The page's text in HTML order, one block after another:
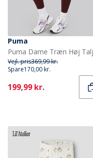
Puma
Vejl. pris369,99 kr.
Spare170,00 kr.
Current
199,99 kr.